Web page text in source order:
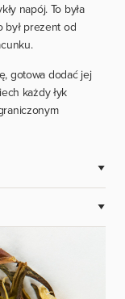
napój. To była
był prezent od
gotowa dodać jej
każdy łyk
zaparzać ją
4 minuty.
żeby nie
swoje